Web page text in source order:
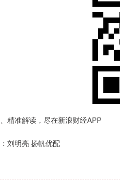
精准解读，尽在新浪财经APP
刘明亮 扬帆优配